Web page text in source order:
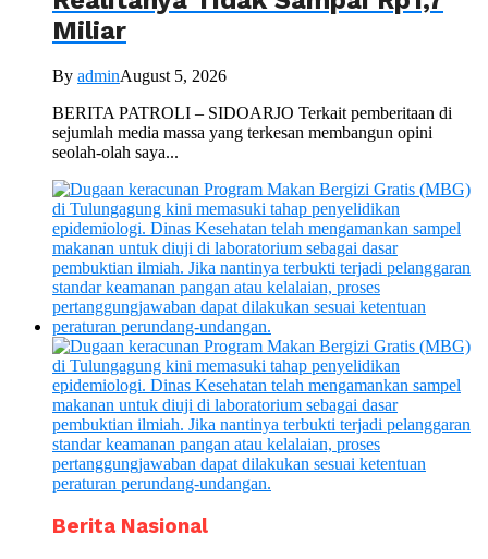
Miliar
By adminAugust 5, 2026
BERITA PATROLI – SIDOARJO Terkait pemberitaan di
sejumlah media massa yang terkesan membangun opini
seolah-olah saya...
Berita Nasional